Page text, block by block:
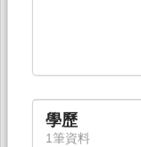
學歷
1筆資料